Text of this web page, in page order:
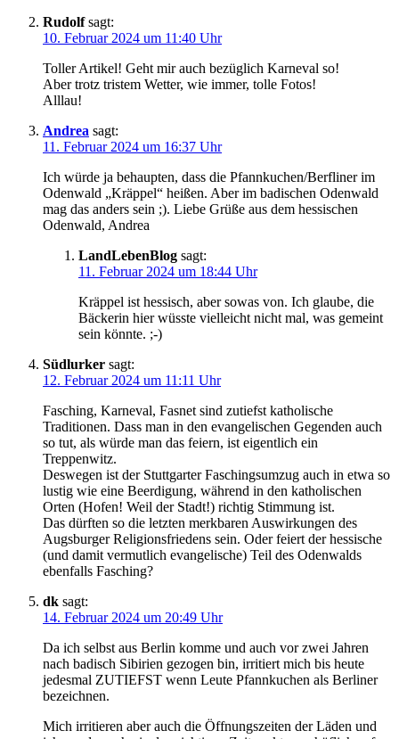
Rudolf sagt:
10. Februar 2024 um 11:40 Uhr
Toller Artikel! Geht mir auch bezüglich Karneval so!
Aber trotz tristem Wetter, wie immer, tolle Fotos!
Alllau!
Andrea sagt:
11. Februar 2024 um 16:37 Uhr
Ich würde ja behaupten, dass die Pfannkuchen/Berfliner im
Odenwald „Kräppel“ heißen. Aber im badischen Odenwald
mag das anders sein ;). Liebe Grüße aus dem hessischen
Odenwald, Andrea
LandLebenBlog sagt:
11. Februar 2024 um 18:44 Uhr
Kräppel ist hessisch, aber sowas von. Ich glaube, die
Bäckerin hier wüsste vielleicht nicht mal, was gemeint
sein könnte. ;-)
Südlurker sagt:
12. Februar 2024 um 11:11 Uhr
Fasching, Karneval, Fasnet sind zutiefst katholische
Traditionen. Dass man in den evangelischen Gegenden auch
so tut, als würde man das feiern, ist eigentlich ein
Treppenwitz.
Deswegen ist der Stuttgarter Faschingsumzug auch in etwa so
lustig wie eine Beerdigung, während in den katholischen
Orten (Hofen! Weil der Stadt!) richtig Stimmung ist.
Das dürften so die letzten merkbaren Auswirkungen des
Augsburger Religionsfriedens sein. Oder feiert der hessische
(und damit vermutlich evangelische) Teil des Odenwalds
ebenfalls Fasching?
dk sagt:
14. Februar 2024 um 20:49 Uhr
Da ich selbst aus Berlin komme und auch vor zwei Jahren
nach badisch Sibirien gezogen bin, irritiert mich bis heute
jedesmal ZUTIEFST wenn Leute Pfannkuchen als Berliner
bezeichnen.
Mich irritieren aber auch die Öffnungszeiten der Läden und